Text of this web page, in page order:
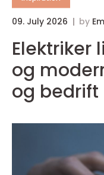
09. July 2026 by
Elektriker
og
og bedrift